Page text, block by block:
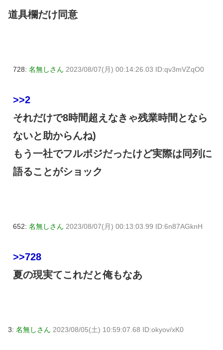
道具欄だけ同意
728: 名無しさん 2023/08/07(月) 00:14:26.03 ID:qv3mVZqO0
>>2
それだけで8時間超えなきゃ残業時間となら
ないと助からんね)
もう一社でフルポジだったけど実際は同列に
語ることがショック
652: 名無しさん 2023/08/07(月) 00:13:03.99 ID:6n87AGknH
>>728
夏の現実てこれだと俺もなあ
3: 名無しさん 2023/08/05(土) 10:59:07.68 ID:okyov/xK0